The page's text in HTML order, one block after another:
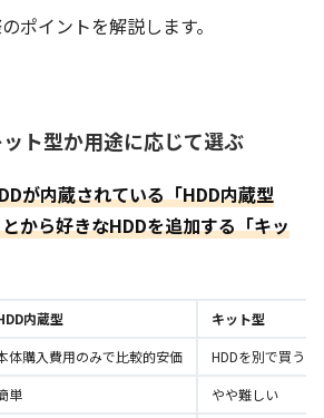
ポイントを解説します。
ト型か用途に応じて選ぶ
が内蔵されている「HDD内蔵型
から好きなHDDを追加する「キッ
内蔵型
キット型
体購入費用のみで比較的安価
HDDを別で買う
単
やや難しい